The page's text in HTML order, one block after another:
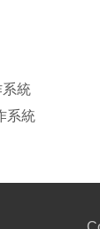
統
系統